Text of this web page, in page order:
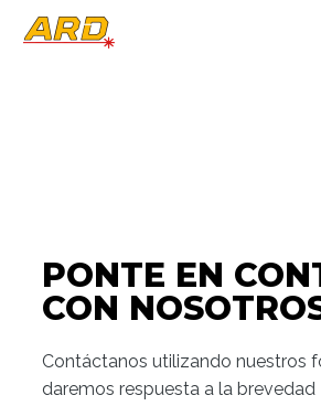
PONTE EN
CON
Contáctanos utilizando nuestros
daremos respuesta a la brevedad